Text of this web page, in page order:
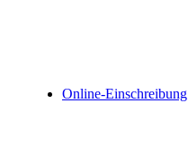
Online-Einschreibung